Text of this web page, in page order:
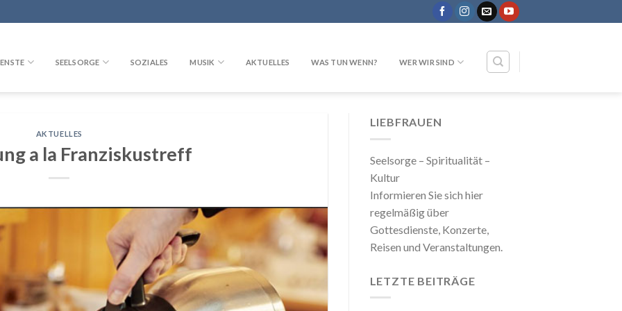
SEELSORGE SOZIALES MUSIK AKTUELLES WAS TUN WENN? WER WIR SIND
AKTUELLES
a la Franziskustreff
LIEBFRAUEN
Seelsorge – Spiritualität –
Kultur
Informieren Sie sich hier
regelmäßig über
Gottesdienste, Konzerte,
Reisen und Veranstaltungen.
LETZTE BEITRÄGE